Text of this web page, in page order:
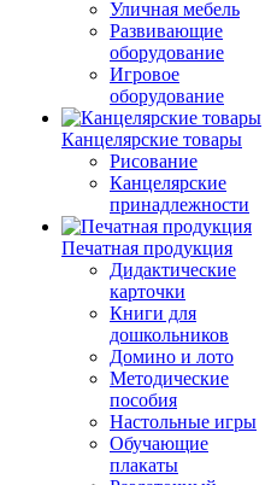
Уличная мебель
Развивающие
оборудование
Игровое
оборудование
Канцелярские товары
Рисование
Канцелярские
принадлежности
Печатная продукция
Дидактические
карточки
Книги для
дошкольников
Домино и лото
Методические
пособия
Настольные игры
Обучающие
плакаты